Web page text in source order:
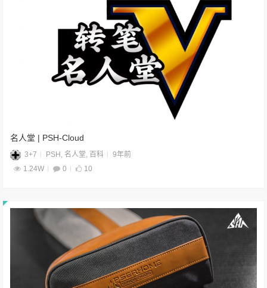
名人堂 | PSH-Cloud
3+7 PSH , 名人堂, 百科
9年前
1.24W
0 10